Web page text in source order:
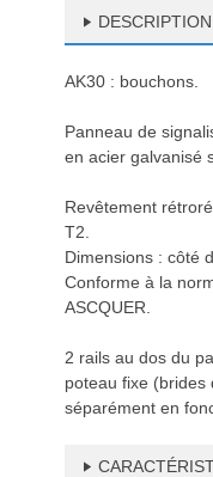
DESCRIPTION
AK30 : bouchons.
Panneau de
en acier galvanisé
Revêtement
T2.
Dimensions : côté
Conforme à la
ASCQUER.
2 rails au dos du
poteau fixe (brides
séparément en